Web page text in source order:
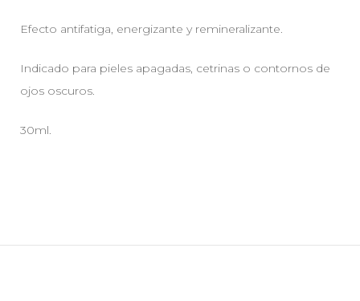
Efecto antifatiga, energizante y remineralizante.
Indicado para pieles apagadas, cetrinas o contornos de
ojos oscuros.
30ml.